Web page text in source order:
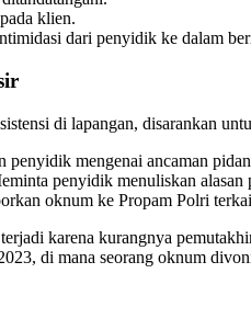
dari LBH yang telah
dengan logo Garuda yang
secara resmi di situs
wajib memberikan akses
2009 tentang HAM
menunggu di luar ruangan).